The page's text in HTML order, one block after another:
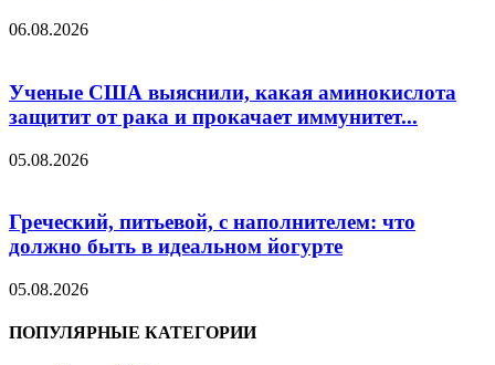
06.08.2026
Ученые США выяснили, какая аминокислота
защитит от рака и прокачает иммунитет...
05.08.2026
Греческий, питьевой, с наполнителем: что
должно быть в идеальном йогурте
05.08.2026
ПОПУЛЯРНЫЕ КАТЕГОРИИ